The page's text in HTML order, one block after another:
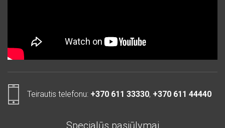
Teirautis telefonu: +370 611 33330, +370 611 44440
Specialūs pasiūlymai